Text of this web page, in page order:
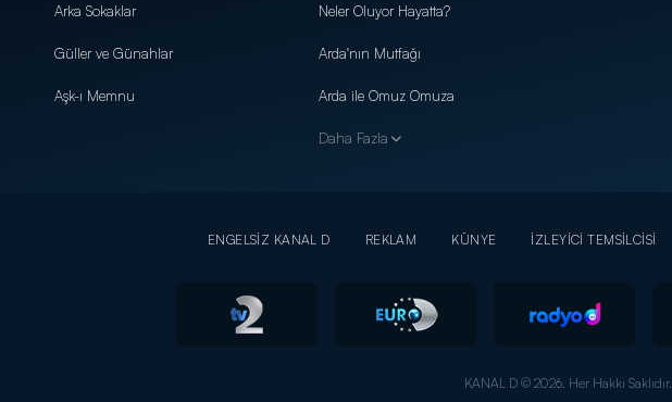
Arka Sokaklar
Güller ve Günahlar
Aşk-ı Memnu
Neler Oluyor Hayatta?
Arda'nın Mutfağı
Arda ile Omuz Omuza
Daha Fazla
ENGELSİZ KANAL D REKLAM KÜNYE İZLEYİCİ TEMSİLCİSİ
KANAL D © 2026. Her Hakkı Saklıdır.